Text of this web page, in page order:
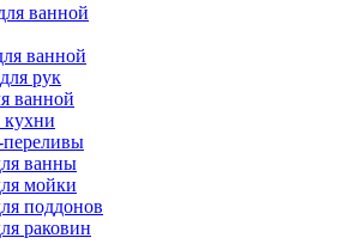
ванной
ванной
рук
ванной
кухни
ванны
мойки
поддонов
раковин